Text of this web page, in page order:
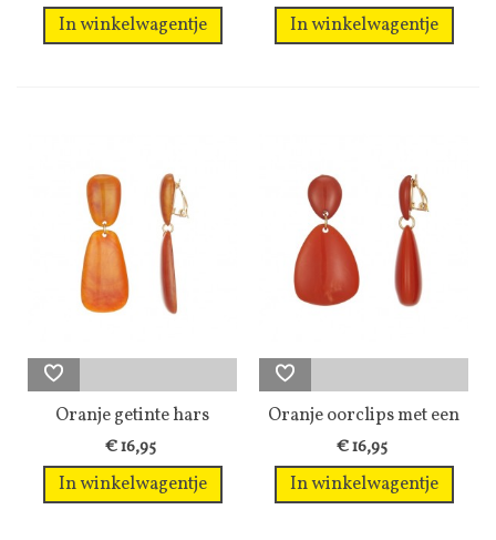
In winkelwagentje In winkelwagentje
Oranje getinte hars
oorclips
€ 16,95
In winkelwagentje
Oranje oorclips met een
motief...
€ 16,95
In winkelwagentje